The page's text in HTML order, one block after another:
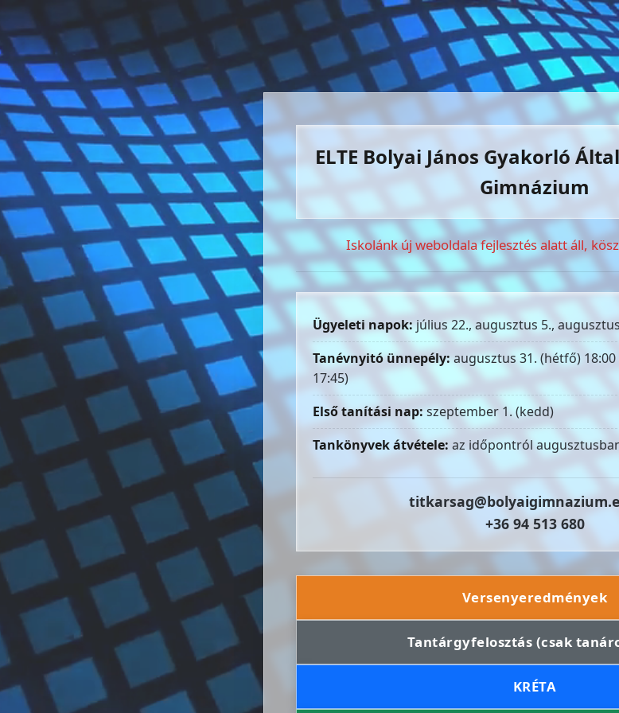
ELTE Bolyai János Gyakorló
Gimnázium
Iskolánk új weboldala fejlesztés alatt áll,
Ügyeleti napok:július 22., augusztus 5.,
Tanévnyitó ünnepély:augusztus 31. (hétfő) 18:00
17:45)
Első tanítási nap:szeptember 1. (kedd)
Tankönyvek átvétele: az időpontról
+36 94 513 680
Versenyeredmények
Tantárgyfelosztás (csak
KRÉTA